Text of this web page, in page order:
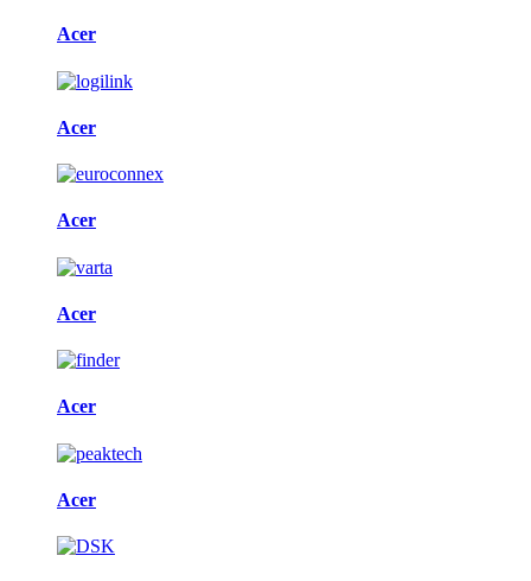
Acer
Acer
Acer
Acer
Acer
Acer